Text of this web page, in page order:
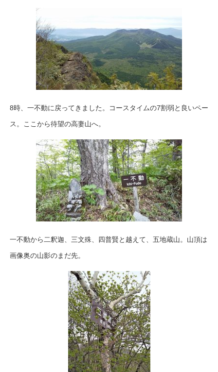
8時、一不動に戻ってきました。コースタイムの7割弱と良いペー
ス。ここから待望の高妻山へ。
一不動から二釈迦、三文殊、四普賢と越えて、五地蔵山。山頂は
画像奥の山影のまだ先。